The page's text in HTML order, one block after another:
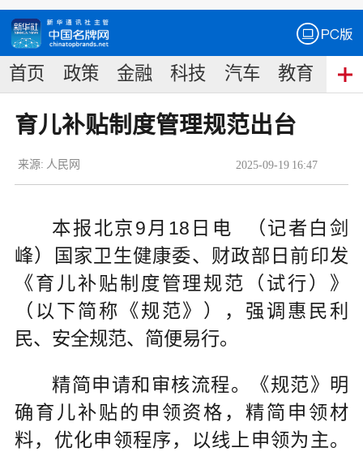
首页 政策 金融 科技 汽车 教育 食
育儿补贴制度管理规范出台
2025-09-19 16:47
来源: 人民网
本报北京9月18日电 （记者白剑
峰）国家卫生健康委、财政部日前印发
《育儿补贴制度管理规范（试行）》
（以下简称《规范》），强调惠民利
民、安全规范、简便易行。
精简申请和审核流程。《规范》明
确育儿补贴的申领资格，精简申领材
料，优化申领程序，以线上申领为主。